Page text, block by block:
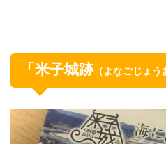
「米子城跡（よなごじょう